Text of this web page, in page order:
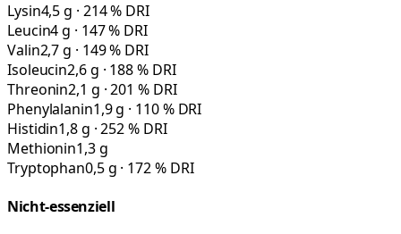
Lysin4,5 g · 214 % DRI
Leucin4 g · 147 % DRI
Valin2,7 g · 149 % DRI
Isoleucin2,6 g · 188 % DRI
Threonin2,1 g · 201 % DRI
Phenylalanin1,9 g · 110 % DRI
Histidin1,8 g · 252 % DRI
Methionin1,3 g
Tryptophan0,5 g · 172 % DRI
Nicht-essenziell